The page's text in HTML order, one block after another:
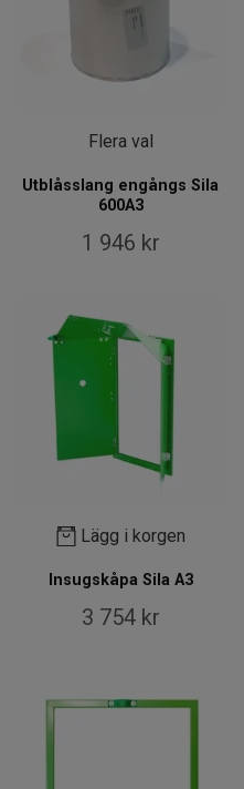
Flera val
Utblåsslang engångs Sila
600A3
1 946 kr
Lägg i korgen
Insugskåpa Sila A3
3 754 kr